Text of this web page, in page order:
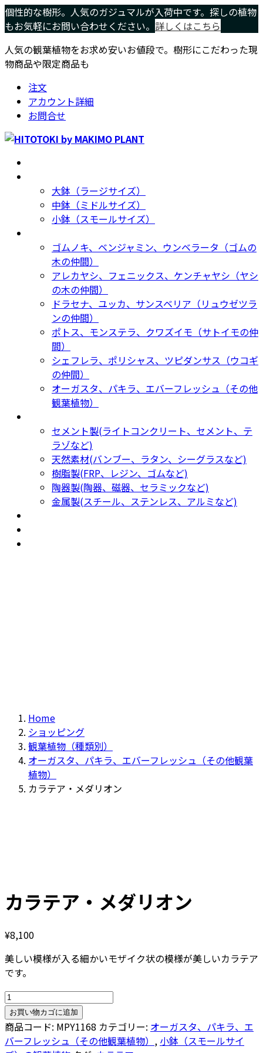
コ
ン
ン
ツ
プ
ナ
ビ
ー
シ
動
個性的な樹形。人気のガジュマルが入荷中です。探しの植物
もお気軽にお問い合わせください。 詳しくはこちら
人気の観葉植物をお求め安いお値段で。樹形にこだわった現
物商品や限定商品も
注文
アカウント詳細
お問合せ
大鉢（ラージサイズ）
中鉢（ミドルサイズ）
小鉢（スモールサイズ）
ゴムノキ、ベンジャミン、ウンベラータ（ゴムの
木の仲間）
アレカヤシ、フェニックス、ケンチャヤシ（ヤシ
の木の仲間）
ドラセナ、ユッカ、サンスベリア（リュウゼツラ
ンの仲間）
ポトス、モンステラ、クワズイモ（サトイモの仲
間）
シェフレラ、ポリシャス、ツピダンサス（ウコギ
の仲間）
オーガスタ、パキラ、エバーフレッシュ（その他
観葉植物）
セメント製(ライトコンクリート、セメント、テ
ラゾなど)
天然素材(バンブー、ラタン、シーグラスなど)
樹脂製(FRP、レジン、ゴムなど)
陶器製(陶器、磁器、セラミックなど)
金属製(スチール、ステンレス、アルミなど)
Home
ショッピング
観葉植物（種類別）
オーガスタ、パキラ、エバーフレッシュ（その他観葉
植物）
カラテア・メダリオン
カラテア・メダリオン
¥8,100
美しい模様が入る細かいモザイク状の模様が美しいカラテア
です。
カ
ラ
テ
ア・
お買い物カゴに追加
商品コード: MPY1168 カテゴリー: オーガスタ、パキラ、エ
バーフレッシュ（その他観葉植物） , 小鉢（スモールサイ